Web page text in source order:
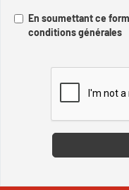
En soumettant ce
conditions générales